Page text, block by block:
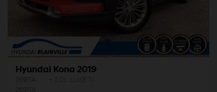
Hyundai Kona 2019